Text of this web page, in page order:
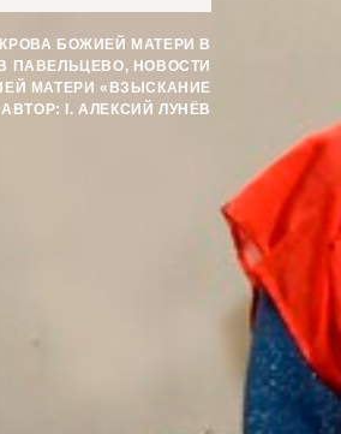
БОЖИЕЙ МАТЕРИ В
ПАВЕЛЬЦЕВО, НОВОСТИ
МАТЕРИ «ВЗЫСКАНИЕ
АВТОР: I. АЛЕКСИЙ ЛУНЁВ